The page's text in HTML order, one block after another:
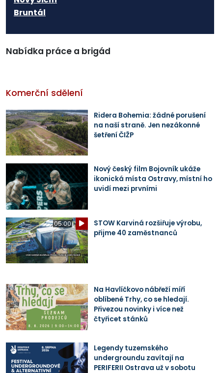
Bruntál
Nabídka práce a brigád
Komerční sdělení
Ridera Bohemia: žádné porušení
na naší straně. Jen nezákonné
šetření ČIŽP
Nový český film Bojovník ukáže
ikonická místa Ostravy, místní ho
uvidí mezi prvními
05:00
STOW Karviná rozšiřuje výrobu,
přijme 40 zaměstnanců
Na Havlíčkovo nábřeží míří
oblíbené Trhy, co se hledají.
Přivezou novinky i více než
čtyřicet stánků
Legendy tuzemského
undergroundu zavítají na
PERIFERII Ostrava už v sobotu